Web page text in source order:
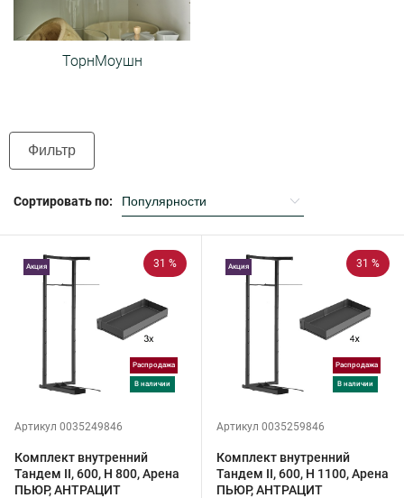
ТорнМоушн
Фильтр
Сортировать по:
31 %
Распродажа
в наличии
Акция
Артикул 0035249846
Комплект внутренний
Тандем II, 600, H 800, Арена
ПЬЮР, АНТРАЦИТ
31 %
Распродажа
в наличии
Акция
Артикул 0035259846
Комплект внутренний
Тандем II, 600, H 1100, Арена
ПЬЮР, АНТРАЦИТ